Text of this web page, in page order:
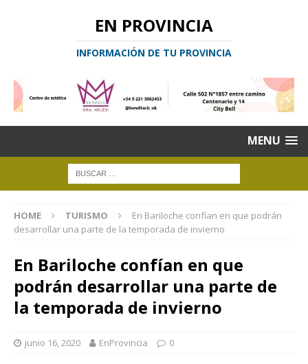
EN PROVINCIA
INFORMACIÓN DE TU PROVINCIA
MENU
HOME TURISMO
En Bariloche confían en que podrán
desarrollar una parte de la temporada de invierno
En Bariloche confían en que
podrán desarrollar una parte de
la temporada de invierno
junio 16, 2020 EnProvincia 0